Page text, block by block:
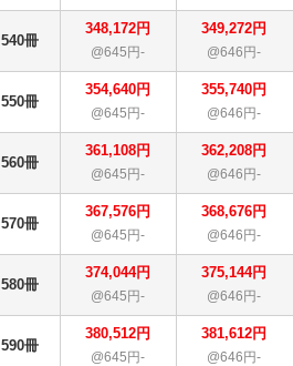
540冊
348,172円
@645円-
349,272円
@646円-
550冊
354,640円
@645円-
355,740円
@646円-
560冊
361,108円
@645円-
362,208円
@646円-
570冊
367,576円
@645円-
368,676円
@646円-
580冊
374,044円
@645円-
375,144円
@646円-
590冊
380,512円
@645円-
381,612円
@646円-